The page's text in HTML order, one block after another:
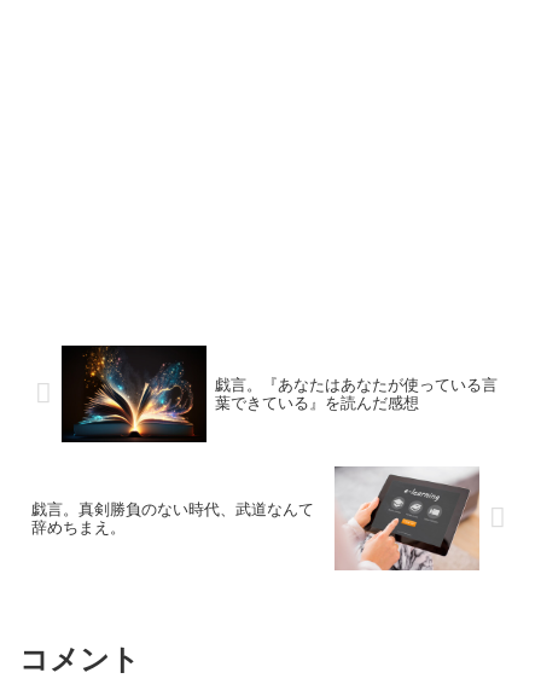
戯言。『あなたはあなたが使っている言
葉できている』を読んだ感想
戯言。真剣勝負のない時代、武道なんて
辞めちまえ。
コメント